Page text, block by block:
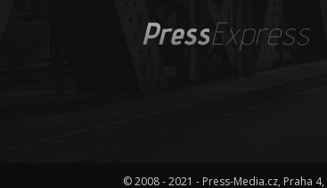
PressExpress
© 2008 - 2021 - Press-Media.cz, Praha 4,